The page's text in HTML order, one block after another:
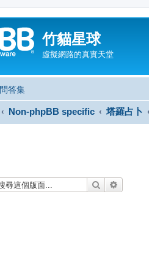
竹貓星球
虛擬網路的真實天堂
問答集
Non-phpBB specific 塔羅占卜
搜尋